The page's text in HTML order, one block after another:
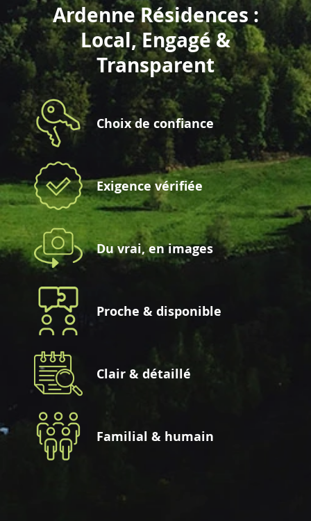
Ardenne Résidences :
Local, Engagé &
Transparent
Choix de confiance
Exigence vérifiée
Du vrai, en images
Proche & disponible
Clair & détaillé
Familial & humain